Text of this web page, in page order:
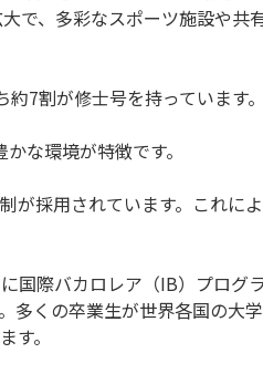
で、多彩なスポーツ施設や共
7割が修士号を持っています
な環境が特徴です。
が採用されています。これに
国際バカロレア（IB）プログ
くの卒業生が世界各国の大学
す。